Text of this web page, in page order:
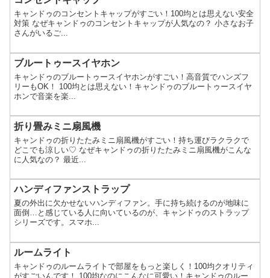
キャンドゥのコンセントキャップがすごい！100均とは思えない安全
対策 なぜキャンドゥのコンセントキャップが人気なの？ 小さなお子
さんがいるご...
ブルートゥースイヤホン
キャンドゥのブルートゥースイヤホンがすごい！高音質でハンズフ
リーもOK！ 100均とは思えない！キャンドゥのブルートゥースイヤ
ホンで音楽を楽...
折り畳みミニ扇風機
キャンドゥの折りたたみミニ扇風機がすごい！持ち運びラクラクで
どこでも涼しい♡ なぜキャンドゥの折りたたみミニ扇風機がこんな
に人気なの？ 最近...
ハンディファンストラップ
夏の外出に欠かせないハンディファン。手に持ち続けるのが地味に
面倒…と感じている人に向いているのが、キャンドゥのストラップ
シリーズです。スマホ...
ルームライト
キャンドゥのルームライトで部屋をもっと楽しく！100均クオリティ
がすごいんです！ 100均なのにこんなに可愛い！キャンドゥのルー